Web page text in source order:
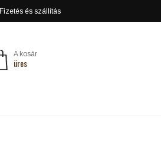
Fizetés és szállítás
A kosár
üres